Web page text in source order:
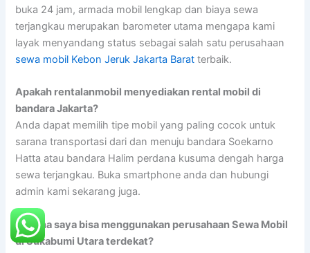
buka 24 jam, armada mobil lengkap dan biaya sewa
terjangkau merupakan barometer utama mengapa kami
layak menyandang status sebagai salah satu perusahaan
sewa mobil Kebon Jeruk Jakarta Barat terbaik.
Apakah rentalanmobil menyediakan rental mobil di
bandara Jakarta?
Anda dapat memilih tipe mobil yang paling cocok untuk
sarana transportasi dari dan menuju bandara Soekarno
Hatta atau bandara Halim perdana kusuma dengah harga
sewa terjangkau. Buka smartphone anda dan hubungi
admin kami sekarang juga.
Dimana saya bisa menggunakan perusahaan Sewa Mobil
di Sukabumi Utara terdekat?